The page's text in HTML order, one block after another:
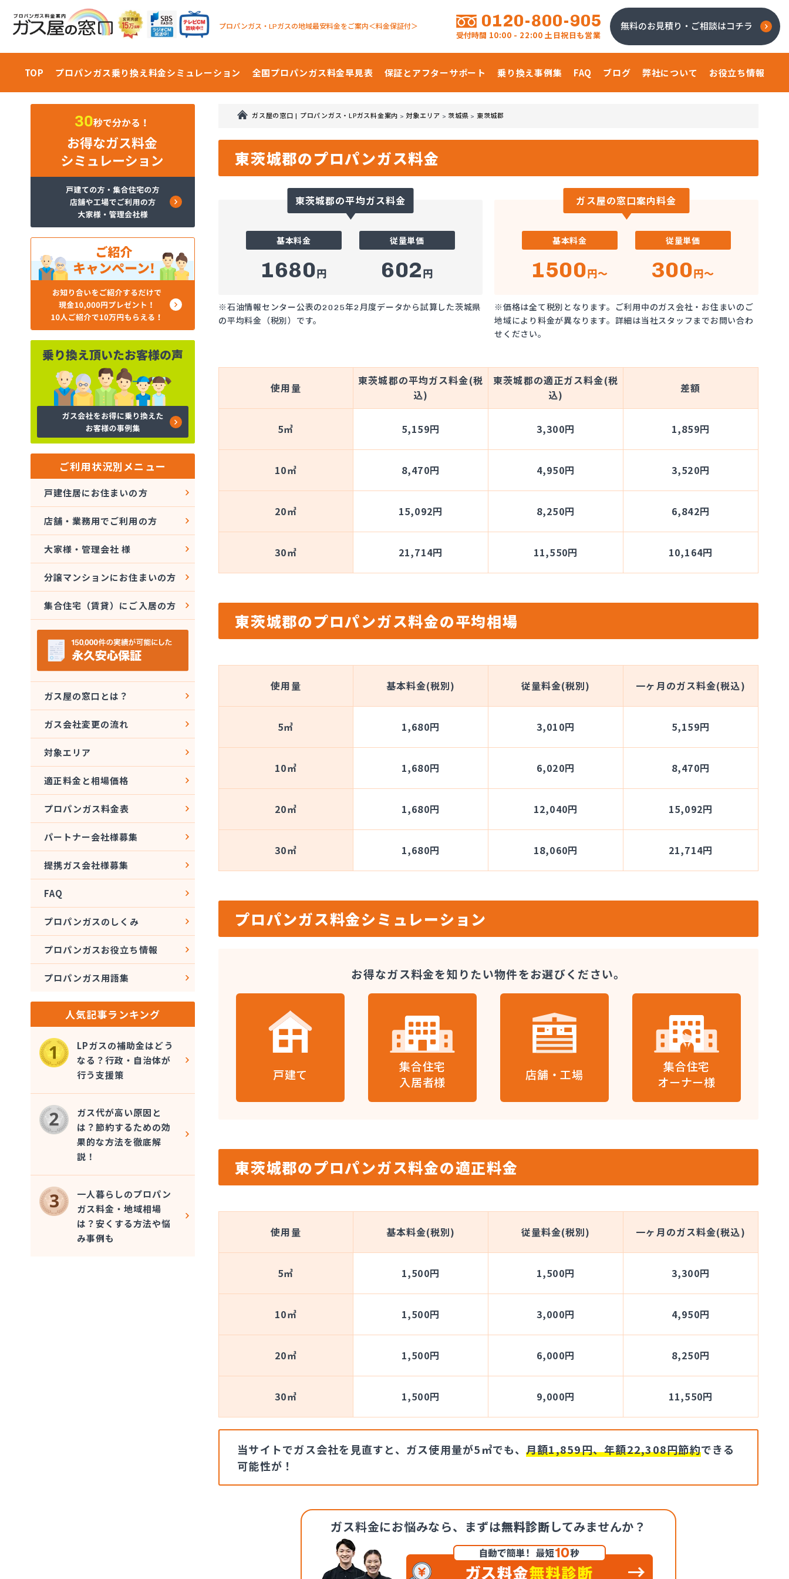
プロパンガス・LPガスの地域最安料金をご案内＜料金保証付＞ 0120-800-905
受付時間 10:00 - 22:00 土日祝日も営業
無料のお見積り・ご相談はコチラ
TOP プロパンガス乗り換え料金シミュレーション 全国プロパンガス料金早見表 保証とアフターサポート 乗り換え事例集 FAQ ブログ 弊社について お役立ち情報
ガス屋の窓口 | プロパンガス・LPガス料金案内 > 対象エリア > 茨城県 > 東茨城郡
東茨城郡のプロパンガス料金
東茨城郡の平均ガス料金
基本料金
1680円
従量単価
602円
※石油情報センター公表の2025年2月度データから試算した茨城県
の平均料金（税別）です。
ガス屋の窓口案内料金
基本料金
1500円～
従量単価
300円～
※価格は全て税別となります。ご利用中のガス会社・お住まいのご
地域により料金が異なります。詳細は当社スタッフまでお問い合わ
せください。
使用量
東茨城郡の平均ガス料金(税
込)
東茨城郡の適正ガス料金(税
込)
差額
5㎥ 5,159円 3,300円 1,859円
10㎥ 8,470円 4,950円 3,520円
20㎥ 15,092円 8,250円 6,842円
30㎥ 21,714円 11,550円 10,164円
東茨城郡のプロパンガス料金の平均相場
使用量 基本料金(税別) 従量料金(税別) 一ヶ月のガス料金(税込)
5㎥ 1,680円 3,010円 5,159円
10㎥ 1,680円 6,020円 8,470円
20㎥ 1,680円 12,040円 15,092円
30㎥ 1,680円 18,060円 21,714円
プロパンガス料金シミュレーション
お得なガス料金を知りたい物件をお選びください。
戸建て
集合住宅
入居者様
店舗・工場
集合住宅
オーナー様
東茨城郡のプロパンガス料金の適正料金
使用量 基本料金(税別) 従量料金(税別) 一ヶ月のガス料金(税込)
5㎥ 1,500円 1,500円 3,300円
10㎥ 1,500円 3,000円 4,950円
20㎥ 1,500円 6,000円 8,250円
30㎥ 1,500円 9,000円 11,550円
当サイトでガス会社を見直すと、ガス使用量が5㎥でも、 月額1,859円、年額22,308円節約できる
可能性が！
ガス料金にお悩みなら、 まずは無料診断 してみませんか？
ご利用状況別メニュー
戸建住居にお住まいの方
店舗・業務用でご利用の方
大家様・管理会社 様
分譲マンションにお住まいの方
集合住宅（賃貸）にご入居の方
ガス屋の窓口とは？
ガス会社変更の流れ
対象エリア
適正料金と相場価格
プロパンガス料金表
パートナー会社様募集
提携ガス会社様募集
FAQ
プロパンガスのしくみ
プロパンガスお役立ち情報
プロパンガス用語集
人気記事ランキング
LPガスの補助金はどう
なる？行政・自治体が
行う支援策
ガス代が高い原因と
は？節約するための効
果的な方法を徹底解
説！
一人暮らしのプロパン
ガス料金・地域相場
は？安くする方法や悩
み事例も